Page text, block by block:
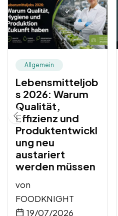
Allgemein
Lebensmitteljob
s 2026: Warum
Qualität,
Effizienz und
Produktentwickl
ung neu
austariert
werden müssen
von
FOODKNIGHT
19/07/2026